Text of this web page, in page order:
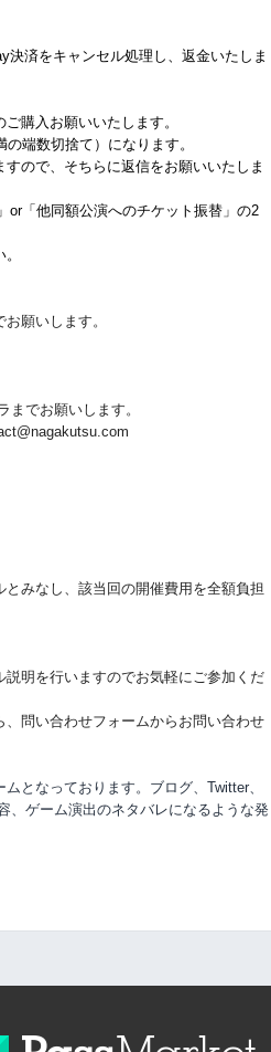
決済をキャンセル処理し、返金いたしま
購入お願いいたします。
端数切捨て）になります。
ので、そちらに返信をお願いいたしま
「他同額公演へのチケット振替」の2
願いします。
までお願いします。
みなし、該当回の開催費用を全額負担
説明を行いますのでお気軽にご参加くだ
、問い合わせフォームからお問い合わせ
となっております。ブログ、Twitter、
、ゲーム演出のネタバレになるような発